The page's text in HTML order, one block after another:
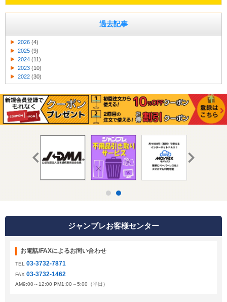
過去記事
2026 (4)
2025 (9)
2024 (11)
2023 (10)
2022 (30)
ジャンブレお客様センター
お電話/FAXによるお問い合わせ
TEL 03-3732-7871
FAX 03-3732-1462
AM9:00～12:00 PM1:00～5:00（平日）